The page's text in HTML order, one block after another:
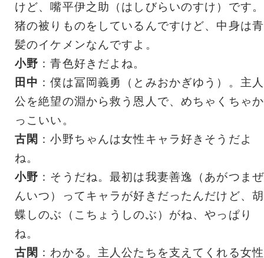
けど、嘴平伊之助（はしびらいのすけ）です。
猪の被りものをしているんですけど、中身は青
髪のイケメンなんですよ。
小野 ：青色好きだよね。
田中 ：僕は冨岡義勇（とみおかぎゆう）。主人
公を絶望の淵から救う恩人で、めちゃくちゃか
っこいい。
古閑 ：小野ちゃんは女性キャラ好きそうだよ
ね。
小野 ：そうだね。最初は我妻善逸（あがつまぜ
んいつ）ってキャラが好きだったんだけど、胡
蝶しのぶ（こちょうしのぶ）がね、やっぱり
ね。
古閑 ：わかる。主人公たちを支えてくれる女性